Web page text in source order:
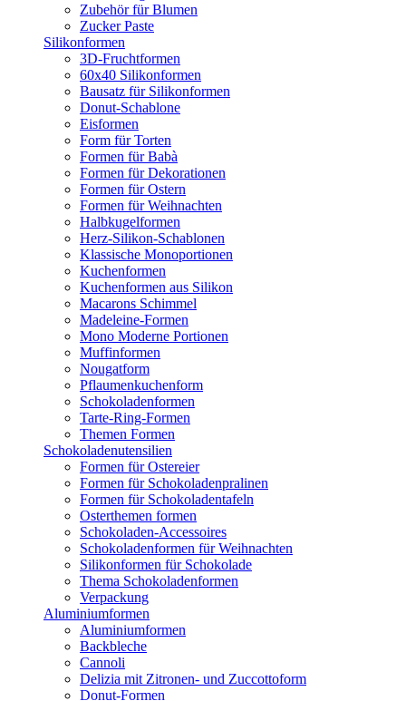
Zubehör für Blumen
Zucker Paste
Silikonformen
3D-Fruchtformen
60x40 Silikonformen
Bausatz für Silikonformen
Donut-Schablone
Eisformen
Form für Torten
Formen für Babà
Formen für Dekorationen
Formen für Ostern
Formen für Weihnachten
Halbkugelformen
Herz-Silikon-Schablonen
Klassische Monoportionen
Kuchenformen
Kuchenformen aus Silikon
Macarons Schimmel
Madeleine-Formen
Mono Moderne Portionen
Muffinformen
Nougatform
Pflaumenkuchenform
Schokoladenformen
Tarte-Ring-Formen
Themen Formen
Schokoladenutensilien
Formen für Ostereier
Formen für Schokoladenpralinen
Formen für Schokoladentafeln
Osterthemen formen
Schokoladen-Accessoires
Schokoladenformen für Weihnachten
Silikonformen für Schokolade
Thema Schokoladenformen
Verpackung
Aluminiumformen
Aluminiumformen
Backbleche
Cannoli
Delizia mit Zitronen- und Zuccottoform
Donut-Formen